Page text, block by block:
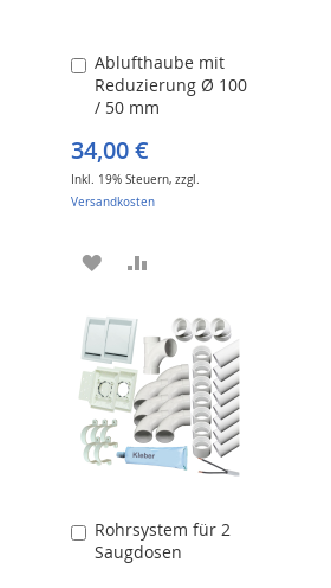
Ablufthaube mit
Reduzierung Ø 100
/ 50 mm
34,00 €
Inkl. 19% Steuern,zzgl.
Versandkosten
In
den
Warenkorb
ZUR
HINZUFÜGEN
HINZUFÜGEN
Rohrsystem für 2
Saugdosen
In
den